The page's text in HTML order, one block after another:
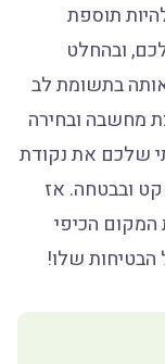
תוספת
ובהחלט
בתשומת לב
מחשבה ובחירה
שלכם את נקודת
ובבטחה. אז
הכיפי
שלו!